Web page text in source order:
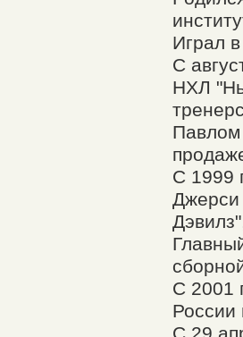
Играл
C
НХЛ
Павлом
С 1999
Джерси
С 2001
России